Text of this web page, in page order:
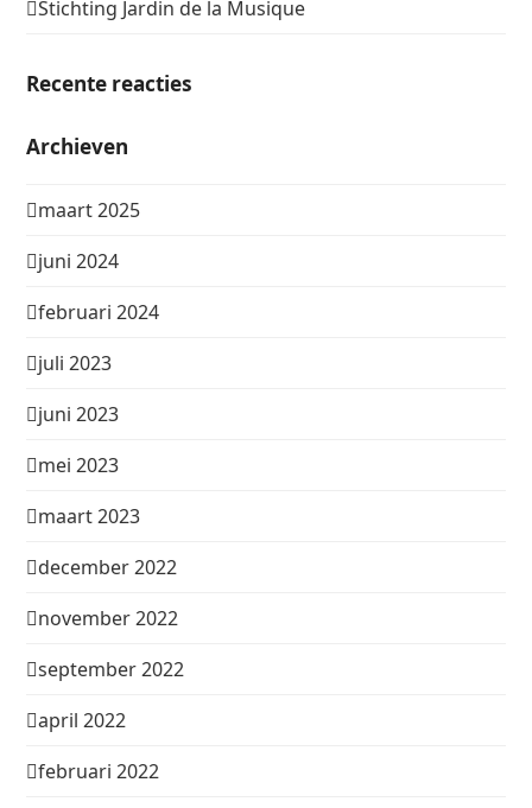
Stichting Jardin de la Musique
Recente reacties
Archieven
maart 2025
juni 2024
februari 2024
juli 2023
juni 2023
mei 2023
maart 2023
december 2022
november 2022
september 2022
april 2022
februari 2022